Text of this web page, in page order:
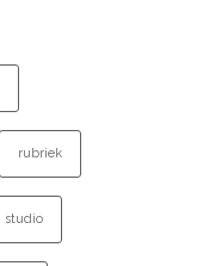
rubriek
studio